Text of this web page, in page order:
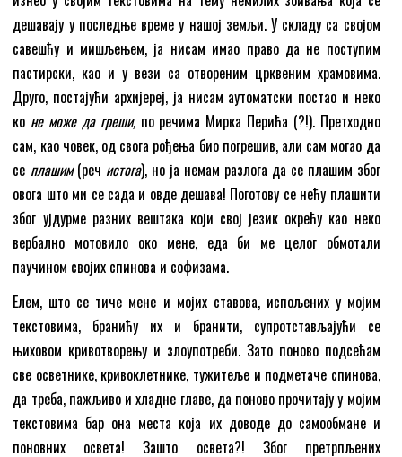
дешавају у последње време у нашој земљи. У складу са својом
савешћу и мишљењем, ја нисам имао право да не поступим
пастирски, као и у вези са отвореним црквеним храмовима.
Друго, постајући архијереј, ја нисам аутоматски постао и неко
ко не може да греши, по речима Мирка Перића (?!). Претходно
сам, као човек, од свога рођења био погрешив, али сам могао да
се плашим(реч истога), но ја немам разлога да се плашим због
овога што ми се сада и овде дешава! Поготову се нећу плашити
због ујдурме разних вештака који свој језик окрећу као неко
вербално мотовило око мене, еда би ме целог обмотали
паучином својих спинова и софизама.
Елем, што се тиче мене и мојих ставова, испољених у мојим
текстовима, бранићу их и бранити, супротстављајући се
њиховом кривотворењу и злоупотреби. Зато поново подсећам
све осветнике, кривоклетнике, тужитеље и подметаче спинова,
да треба, пажљиво и хладне главе, да поново прочитају у мојим
текстовима бар она места која их доводе до самообмане и
поновних освета! Зашто освета?! Због претрпљених